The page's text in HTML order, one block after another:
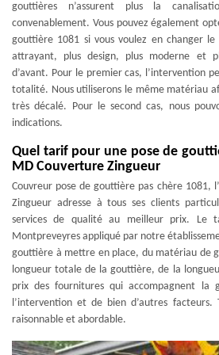
gouttières n’assurent plus la
convenablement. Vous pouvez également
gouttière 1081 si vous voulez en changer
attrayant, plus design, plus moderne et
d’avant. Pour le premier cas, l’intervention
totalité. Nous utiliserons le même matériau
très décalé. Pour le second cas, nous
indications.
Quel tarif pour une pose de
MD Couverture Zingueur
Couvreur pose de gouttière pas chère 1081,
Zingueur adresse à tous ses clients
services de qualité au meilleur prix. Le
Montpreveyres appliqué par notre
gouttière à mettre en place, du matériau de
longueur totale de la gouttière, de la
prix des fournitures qui accompagnent la
l’intervention et de bien d’autres
raisonnable et abordable.